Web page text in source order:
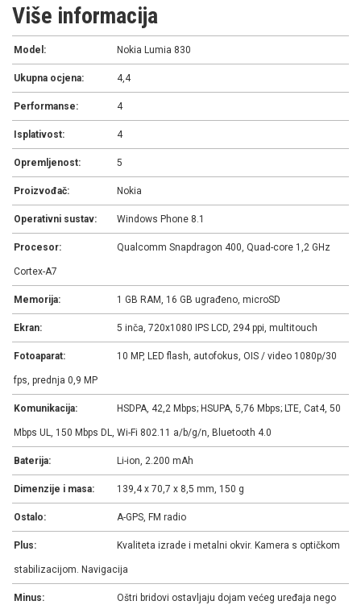
Više informacija
Model: Nokia Lumia 830
Ukupna ocjena: 4,4
Performanse: 4
Isplativost: 4
Opremljenost: 5
Proizvođač: Nokia
Operativni sustav: Windows Phone 8.1
Procesor: Qualcomm Snapdragon 400, Quad-core 1,2 GHz
Cortex-A7
Memorija: 1 GB RAM, 16 GB ugrađeno, microSD
Ekran: 5 inča, 720x1080 IPS LCD, 294 ppi, multitouch
Fotoaparat: 10 MP, LED flash, autofokus, OIS / video 1080p/30
fps, prednja 0,9 MP
Komunikacija: HSDPA, 42,2 Mbps; HSUPA, 5,76 Mbps; LTE, Cat4, 50
Mbps UL, 150 Mbps DL, Wi-Fi 802.11 a/b/g/n, Bluetooth 4.0
Baterija: Li-ion, 2.200 mAh
Dimenzije i masa: 139,4 x 70,7 x 8,5 mm, 150 g
Ostalo: A-GPS, FM radio
Plus: Kvaliteta izrade i metalni okvir. Kamera s optičkom
stabilizacijom. Navigacija
Minus: Oštri bridovi ostavljaju dojam većeg uređaja nego